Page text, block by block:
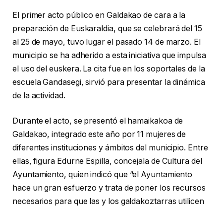
El primer acto público en Galdakao de cara a la
preparación de Euskaraldia, que se celebrará del 15
al 25 de mayo, tuvo lugar el pasado 14 de marzo. El
municipio se ha adherido a esta iniciativa que impulsa
el uso del euskera. La cita fue en los soportales de la
escuela Gandasegi, sirvió para presentar la dinámica
de la actividad.
Durante el acto, se presentó el hamaikakoa de
Galdakao, integrado este año por 11 mujeres de
diferentes instituciones y ámbitos del municipio. Entre
ellas, figura Edurne Espilla, concejala de Cultura del
Ayuntamiento, quien indicó que “el Ayuntamiento
hace un gran esfuerzo y trata de poner los recursos
necesarios para que las y los galdakoztarras utilicen